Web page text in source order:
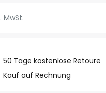
MwSt.
50 Tage kostenlose Retoure
Kauf auf Rechnung